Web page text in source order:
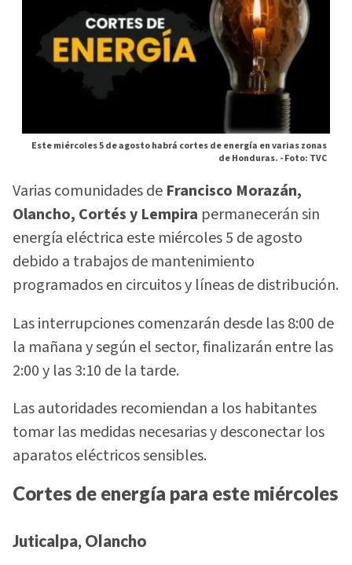
Este miércoles 5 de agosto habrá cortes de energía en varias zonas
de Honduras. -Foto: TVC
Varias comunidades de Francisco Morazán,
Olancho, Cortés y Lempira permanecerán sin
energía eléctrica este miércoles 5 de agosto
debido a trabajos de mantenimiento
programados en circuitos y líneas de distribución.
Las interrupciones comenzarán desde las 8:00 de
la mañana y según el sector, finalizarán entre las
2:00 y las 3:10 de la tarde.
Las autoridades recomiendan a los habitantes
tomar las medidas necesarias y desconectar los
aparatos eléctricos sensibles.
Cortes de energía para este miércoles
Juticalpa, Olancho